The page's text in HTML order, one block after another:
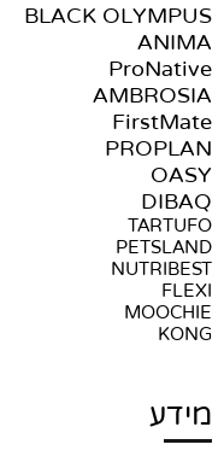
BLACK OLYMPUS
ANIMA
ProNative
AMBROSIA
FirstMate
PROPLAN
OASY
DIBAQ
TARTUFO
PETSLAND
NUTRIBEST
FLEXI
MOOCHIE
KONG
מידע